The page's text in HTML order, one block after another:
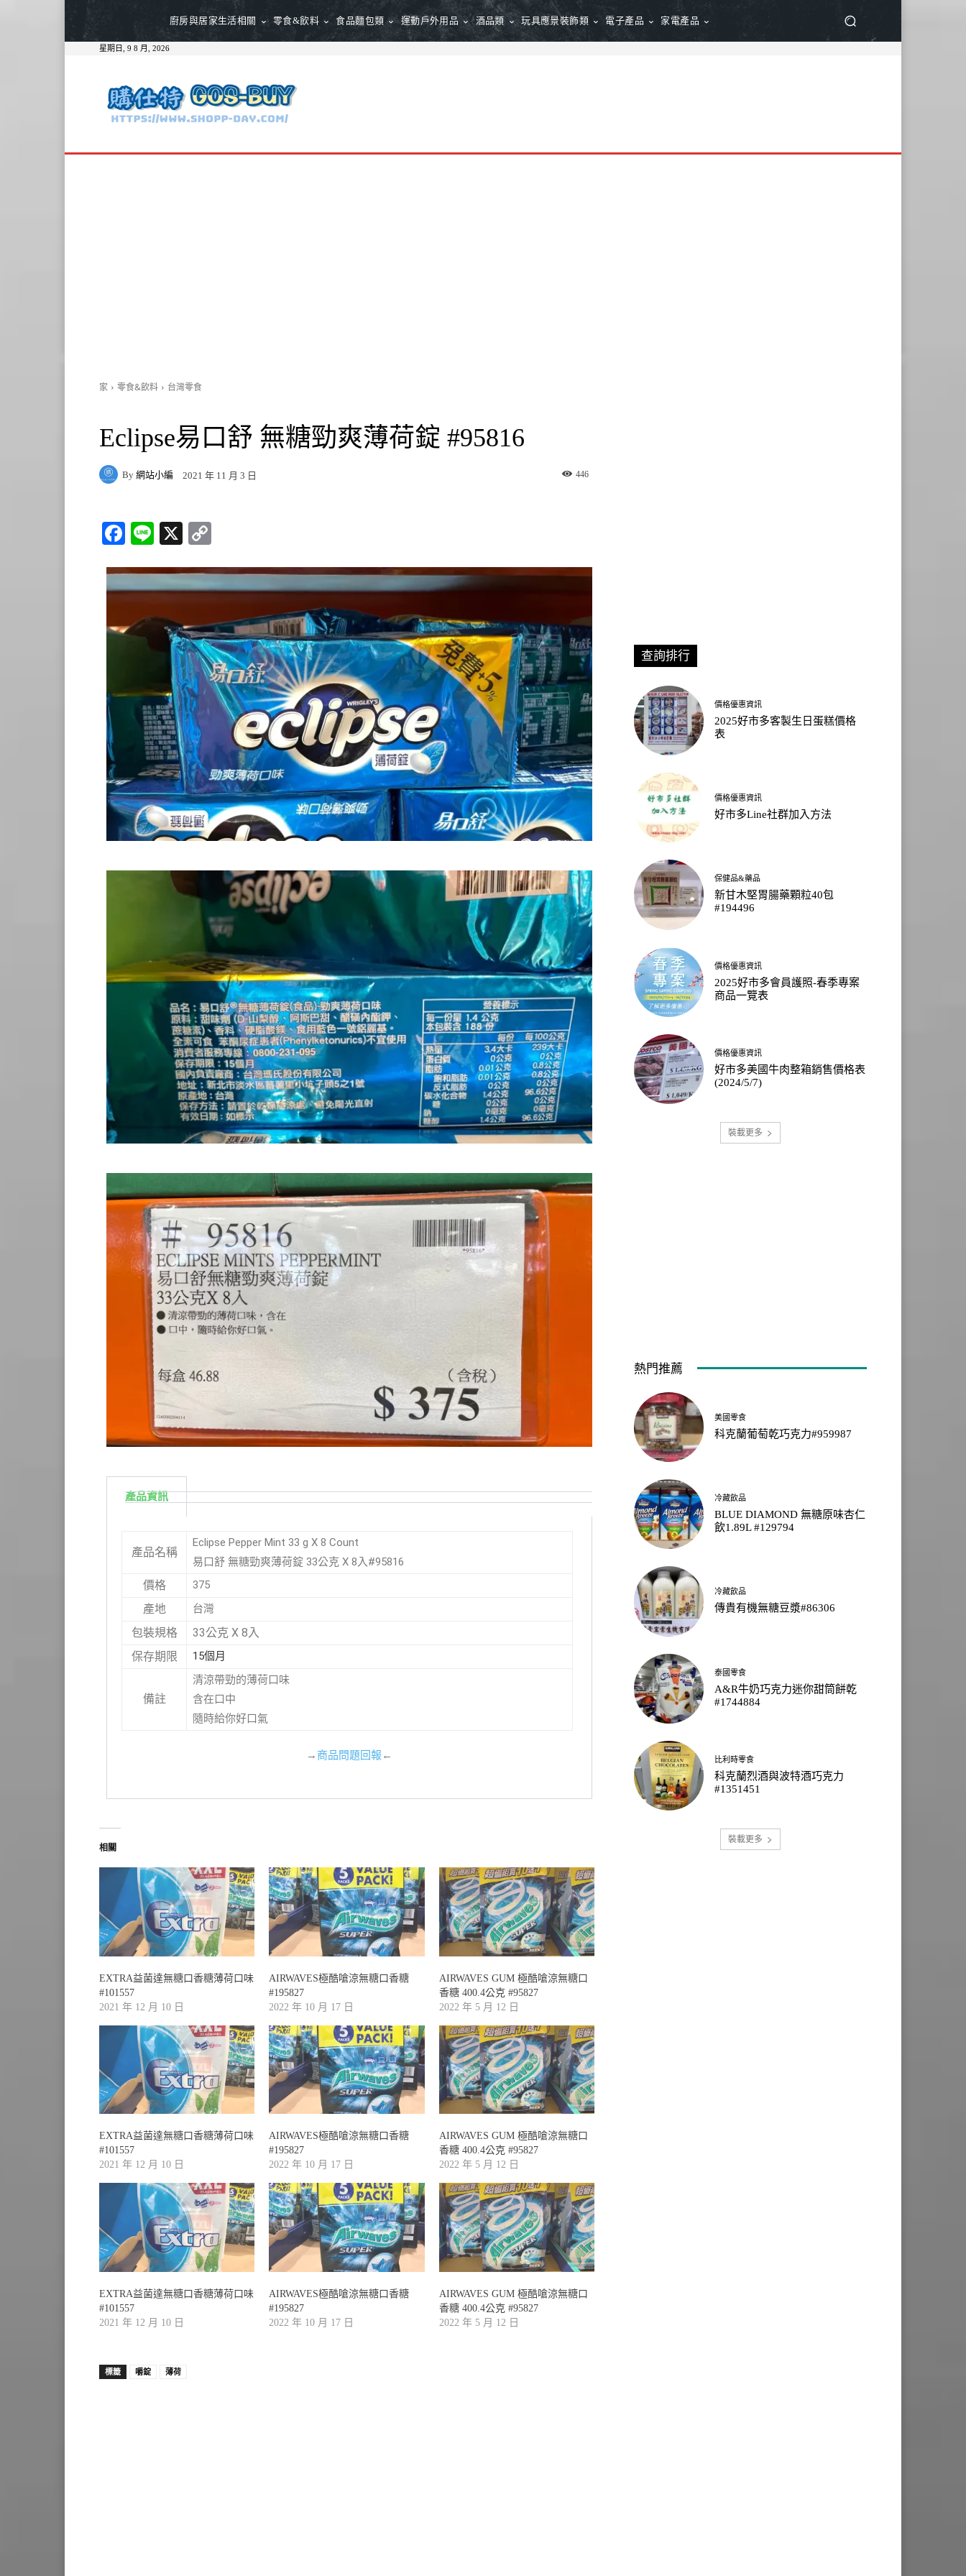
廚房與居家生活相關 零食&飲料 食品麵包類 運動戶外用品 酒品類 玩具應景裝飾類 電子產品 家電產品
星期日, 9 8 月, 2026
家 零食&飲料 台灣零食
Eclipse易口舒 無糖勁爽薄荷錠 #95816
By 網站小編 2021 年 11 月 3 日 446
Fa
bo
ok
Li
X
y
nk
產品資訊
產品名稱
Eclipse Pepper Mint 33 g X 8 Count
易口舒 無糖勁爽薄荷錠 33公克 X 8入#95816
價格 375
產地 台灣
包裝規格 33公克 X 8入
保存期限 15個月
備註
清涼帶勁的薄荷口味
含在口中
隨時給你好口氣
→ 商品問題回報 ←
相關
EXTRA益菌達無糖口香糖薄荷口味
#101557
2021 年 12 月 10 日
AIRWAVES極酷嗆涼無糖口香糖
#195827
2022 年 10 月 17 日
AIRWAVES GUM 極酷嗆涼無糖口
香糖 400.4公克 #95827
2022 年 5 月 12 日
EXTRA益菌達無糖口香糖薄荷口味
#101557
2021 年 12 月 10 日
AIRWAVES極酷嗆涼無糖口香糖
#195827
2022 年 10 月 17 日
AIRWAVES GUM 極酷嗆涼無糖口
香糖 400.4公克 #95827
2022 年 5 月 12 日
EXTRA益菌達無糖口香糖薄荷口味
#101557
2021 年 12 月 10 日
AIRWAVES極酷嗆涼無糖口香糖
#195827
2022 年 10 月 17 日
AIRWAVES GUM 極酷嗆涼無糖口
香糖 400.4公克 #95827
2022 年 5 月 12 日
標籤 嚼錠 薄荷
查詢排行
價格優惠資訊
2025好市多客製生日蛋糕價格
表
價格優惠資訊
好市多Line社群加入方法
保健品&藥品
新甘木堅胃腸藥顆粒40包
#194496
價格優惠資訊
2025好市多會員護照-春季專案
商品一覽表
價格優惠資訊
好市多美國牛肉整箱銷售價格表
(2024/5/7)
裝載更多
熱門推薦
美國零食
科克蘭葡萄乾巧克力#959987
冷藏飲品
BLUE DIAMOND 無糖原味杏仁
飲1.89L #129794
冷藏飲品
傳貴有機無糖豆漿#86306
泰國零食
A&R牛奶巧克力迷你甜筒餅乾
#1744884
比利時零食
科克蘭烈酒與波特酒巧克力
#1351451
裝載更多